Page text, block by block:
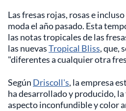
Las fresas rojas, rosas e
moda el año pasado. Esta
las notas tropicales de las
las nuevasTropical Bliss, que,
"diferentes a cualquier otra
Según Driscoll's, la empresa
ha desarrollado y producido,
aspecto inconfundible y color